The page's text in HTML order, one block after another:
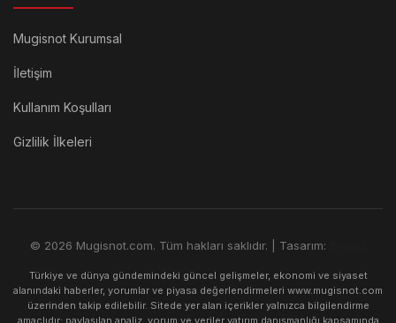
Mugisnot Kurumsal
İletişim
Kullanım Koşulları
Gizlilik İlkeleri
© 2026 Mugisnot.com. Tüm hakları saklıdır. | Tasarım:
Türkiye ve dünya gündemindeki güncel gelişmeler, ekonomi ve siyaset
alanındaki haberler, yorumlar ve piyasa değerlendirmeleri www.mugisnot.com
üzerinden takip edilebilir. Sitede yer alan içerikler yalnızca bilgilendirme
amaçlıdır; paylaşılan analiz, yorum ve veriler yatırım danışmanlığı kapsamında